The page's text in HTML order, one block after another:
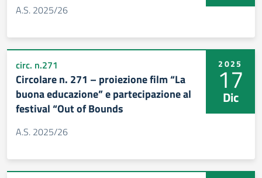
A.S. 2025/26
2025
17
Dic
circ. n.271
Circolare n. 271 – proiezione film “La
buona educazione” e partecipazione al
festival “Out of Bounds
A.S. 2025/26